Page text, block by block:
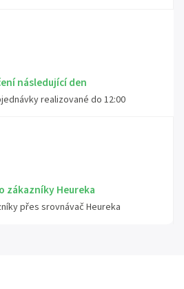
následující den
realizované do 12:00
zákazníky Heureka
přes srovnávač Heureka